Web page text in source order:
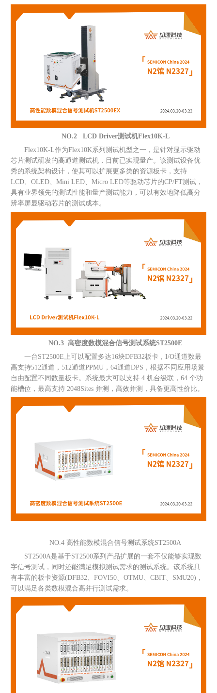
NO.2 LCD Driver测试机Flex10K-L
Flex10K-L作为Flex10K系列测试机型之一，是针对显示驱动
芯片测试研发的高通道测试机，目前已实现量产。该测试设备优
秀的系统架构设计，使其可以扩展更多类的资源板卡，支持
LCD、OLED、Mini LED、Micro LED等驱动芯片的CP/FT测试，
具有业界领先的测试性能和量产测试能力，可以有效地降低高分
辨率屏显驱动芯片的测试成本。
NO.3 高密度数模混合信号测试系统ST2500E
一台ST2500E上可以配置多达16块DFB32板卡，I/O通道数最
高支持512通道，512通道PPMU，64通道DPS，根据不同应用场景
自由配置不同数量板卡。系统最大可以支持 4 机台级联，64 个功
能槽位，最高支持 2048Sites 并测，高效并测，具备更高性价比。
NO.4 高性能数模混合信号测试系统ST2500A
ST2500A是基于ST2500系列产品扩展的一套不仅能够实现数
字信号测试，同时还能满足模拟测试需求的测试系统。该系统具
有丰富的板卡资源(DFB32、FOVI50、OTMU、CBIT、SMU20)，
可以满足各类数模混合高并行测试需求。